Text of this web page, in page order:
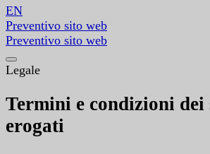
EN
Preventivo sito web
Preventivo sito web
Legale
Termini e condizioni dei
erogati